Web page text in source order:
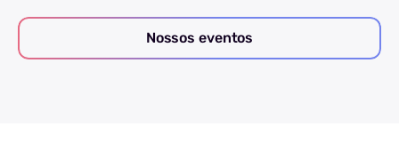
Nossos eventos